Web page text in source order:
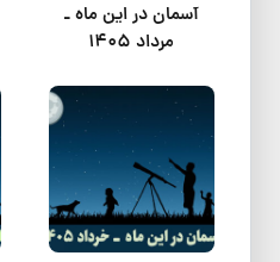
آسمان در این ماه ـ
مرداد 1405